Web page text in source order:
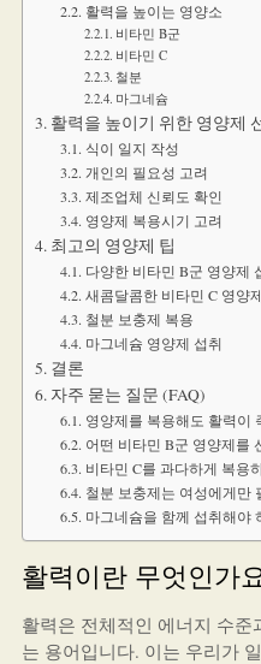
활력을 높이는 영양소
비타민 B군
비타민 C
철분
마그네슘
활력을 높이기 위한 영양제
식이 일지 작성
개인의 필요성 고려
제조업체 신뢰도 확인
영양제 복용시기 고려
최고의 영양제 팁
다양한 비타민 B군 영양제
새콤달콤한 비타민 C 영양
철분 보충제 복용
마그네슘 영양제 섭취
결론
자주 묻는 질문 (FAQ)
영양제를 복용해도 활력이
어떤 비타민 B군 영양제를
비타민 C를 과다하게 복용
철분 보충제는 여성에게만
마그네슘을 함께 섭취해야
활력이란 무엇인가
활력은 전체적인 에너지 수
는 용어입니다. 이는 우리가